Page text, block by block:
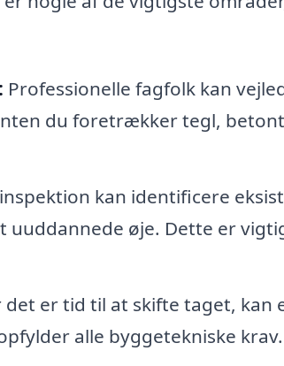
Professionelle fagfolk kan
du foretrækker tegl,
kan identificere
uuddannede øje. Dette er
det er tid til at skifte taget, kan
alle byggetekniske krav.